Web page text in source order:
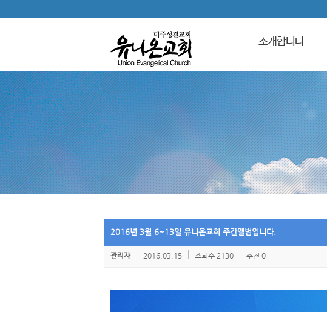
소개합니다
2016년 3월 6~13일 유니온교회 주간앨범입니다.
관리자 2016.03.15 조회수 2130 추천 0